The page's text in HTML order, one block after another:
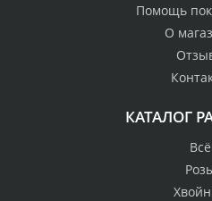
Помощь
О
КАТАЛОГ
Всё